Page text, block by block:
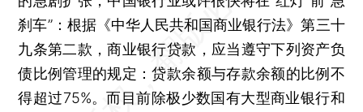
刹车”：根据《中华人民共和国商业银行法》第三十
九条第二款，商业银行贷款，应当遵守下列资产负
债比例管理的规定：贷款余额与存款余额的比例不
得超过75%。而目前除极少数国有大型商业银行和